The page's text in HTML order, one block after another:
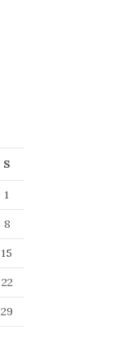
S
1
8
15
22
29